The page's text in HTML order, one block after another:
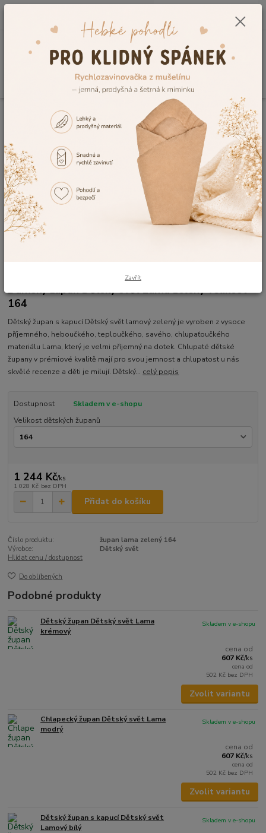
0,00 Kč
Kojenecké a dětské oblečení Dětské župany a ponča
Dětský
župan Lama, zelený velikost 164
Dětský župan Lama, zelený
velikost 164
Dámský župan Dětský svět Lama zelený velikost
164
Dětský župan s kapucí Dětský svět lamový zelený je vyroben z vysoce
příjemného, heboučkého, teploučkého, savého, chlupaťoučkého
materiálu Lama, který je velmi příjemný na dotek. Chlupaté dětské
župany v prémiové kvalitě mají pro svou jemnost a chlupatost u nás
skvělé recenze a děti je milují. Dětský... celý popis
Dostupnost
Skladem v e-shopu
Velikost dětských županů
1 244 Kč/ks
1 028 Kč bez DPH
Přidat do košíku
Číslo produktu:
župan lama zelený 164
Výrobce:
Dětský svět
Hlídat cenu / dostupnost
Do oblíbených
Podobné produkty
Dětský župan Dětský svět Lama
krémový
cena od
607 Kč/ks
cena od
502 Kč bez DPH
Skladem v e-shopu
Zvolit variantu
Chlapecký župan Dětský svět Lama
modrý
cena od
607 Kč/ks
cena od
502 Kč bez DPH
Skladem v e-shopu
Zvolit variantu
Dětský župan s kapucí Dětský svět
Lamový bílý
Skladem v e-shopu
Zavřít